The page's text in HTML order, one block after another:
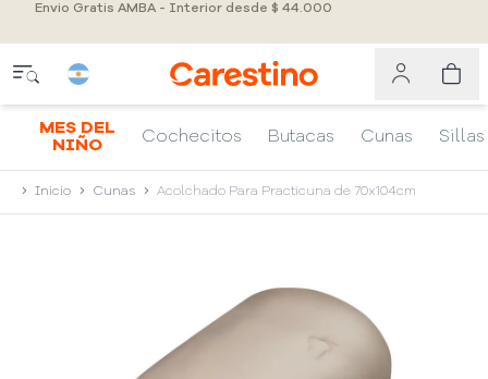
Envio Gratis AMBA - Interior desde $ 44.000
MES DEL
NIÑO
Cochecitos Butacas Cunas Sillas
Inicio Cunas Acolchado Para Practicuna de 70x104cm